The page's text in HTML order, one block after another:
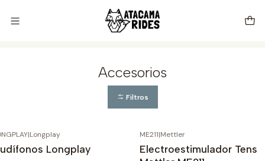
Vive tu próxima experiencia con Atacama Rides 🦊🌵🏜️🇨🇱
Accesorios Piloto
Accesorios
Filtros
disponible
|Longplay
Longplay
No disponible
ME211|Mettler
Electroestimulador Tens